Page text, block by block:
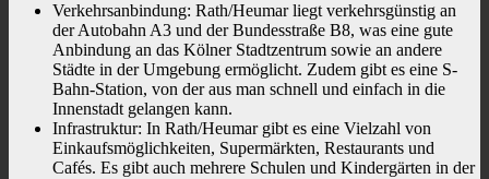
Verkehrsanbindung: Rath/Heumar liegt verkehrsgünstig an
der Autobahn A3 und der Bundesstraße B8, was eine gute
Anbindung an das Kölner Stadtzentrum sowie an andere
Städte in der Umgebung ermöglicht. Zudem gibt es eine S-
Bahn-Station, von der aus man schnell und einfach in die
Innenstadt gelangen kann.
Infrastruktur: In Rath/Heumar gibt es eine Vielzahl von
Einkaufsmöglichkeiten, Supermärkten, Restaurants und
Cafés. Es gibt auch mehrere Schulen und Kindergärten in der